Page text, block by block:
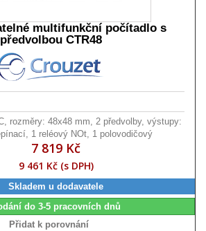
multifunkční počítadlo s
předvolbou CTR48
rozměry: 48x48 mm, 2 předvolby, výstupy:
1 reléový NOt, 1 polovodičový
7 819 Kč
9 461 Kč (s DPH)
Skladem u dodavatele
do 3-5 pracovních dnů
Přidat k porovnání